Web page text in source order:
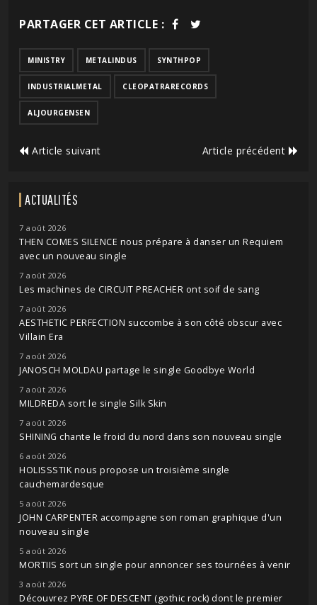
PARTAGER CET ARTICLE :
MINISTRY METALINDUS SYNTHPOP
INDUSTRIALMETAL CLEOPATRARECORDS
ALJOURGENSEN
Article suivant Article précédent
ACTUALITÉS
7 août 2026
THEN COMES SILENCE nous prépare à danser un Requiem
avec un nouveau single
7 août 2026
Les machines de CIRCUIT PREACHER ont soif de sang
7 août 2026
AESTHETIC PERFECTION succombe à son côté obscur avec
Villain Era
7 août 2026
JANOSCH MOLDAU partage le single Goodbye World
7 août 2026
MILDREDA sort le single Silk Skin
7 août 2026
SHINING chante le froid du nord dans son nouveau single
6 août 2026
HOLISSSTIK nous propose un troisième single
cauchemardesque
5 août 2026
JOHN CARPENTER accompagne son roman graphique d'un
nouveau single
5 août 2026
MORTIIS sort un single pour annoncer ses tournées à venir
3 août 2026
Découvrez PYRE OF DESCENT (gothic rock) dont le premier